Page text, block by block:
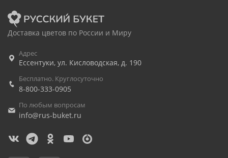
Доставка цветов по России и Миру
Адрес
Ессентуки, ул. Кисловодская, д. 190
Бесплатно. Круглосуточно
8-800-333-0905
По любым вопросам
info@rus-buket.ru